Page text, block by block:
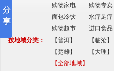
购物家电
购物专卖
面包冷饮
水疗足疗
购物超市
进口食品
按地域分类：
【普洱】 【临沧】
【楚雄】
【大理】
【全部地域】